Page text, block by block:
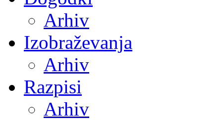
Arhiv
Izobraževanja
Arhiv
Razpisi
Arhiv